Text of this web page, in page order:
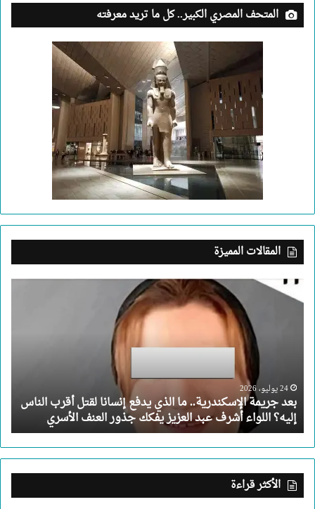
المتحف المصري الكبير.. كل ما تريد معرفته
المقالات المميزة
بعد
جريمة
لقتل
أقرب
الناس
إليه؟
اللواء
أشرف
عبد
العزيز
24 يوليو، 2026
بعد جريمة الإسكندرية.. ما الذي يدفع إنسانا لقتل أقرب الناس
إليه؟ اللواء أشرف عبد العزيز يفكك جذور العنف الأسري
الأكثر قراءة